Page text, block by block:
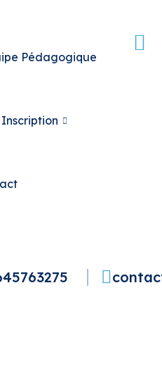
Pédagogique
Inscription